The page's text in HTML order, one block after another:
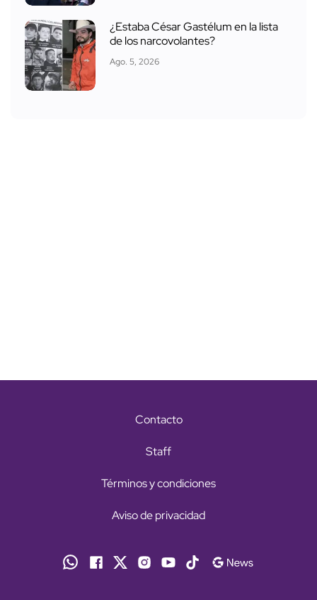
¿Estaba César Gastélum en la lista
de los narcovolantes?
Ago. 5, 2026
Contacto
Staff
Términos y condiciones
Aviso de privacidad